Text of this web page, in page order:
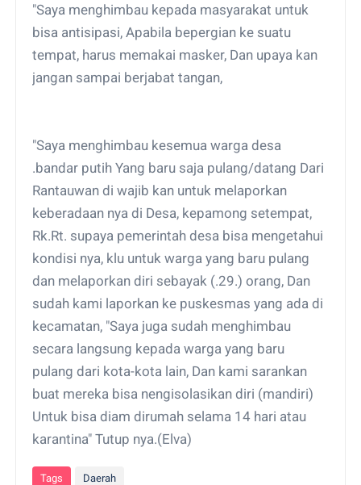
"Saya menghimbau kepada masyarakat untuk
bisa antisipasi, Apabila bepergian ke suatu
tempat, harus memakai masker, Dan upaya kan
jangan sampai berjabat tangan,
"Saya menghimbau kesemua warga desa
.bandar putih Yang baru saja pulang/datang Dari
Rantauwan di wajib kan untuk melaporkan
keberadaan nya di Desa, kepamong setempat,
Rk.Rt. supaya pemerintah desa bisa mengetahui
kondisi nya, klu untuk warga yang baru pulang
dan melaporkan diri sebayak (.29.) orang, Dan
sudah kami laporkan ke puskesmas yang ada di
kecamatan, "Saya juga sudah menghimbau
secara langsung kepada warga yang baru
pulang dari kota-kota lain, Dan kami sarankan
buat mereka bisa nengisolasikan diri (mandiri)
Untuk bisa diam dirumah selama 14 hari atau
karantina" Tutup nya.(Elva)
Tags Daerah